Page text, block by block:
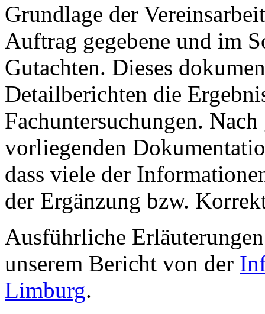
Grundlage der
Auftrag gegebene und im
Gutachten. Dieses
Detailberichten die
Fachuntersuchungen.
vorliegenden
dass viele der
der Ergänzung bzw.
Ausführliche
unserem Bericht von der
Limburg.